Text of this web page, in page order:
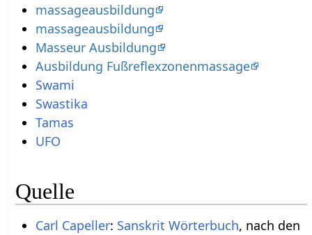
massageausbildung
massageausbildung
Masseur Ausbildung
Ausbildung Fußreflexzonenmassage
Swami
Swastika
Tamas
UFO
Quelle
Carl Capeller: Sanskrit Wörterbuch, nach den